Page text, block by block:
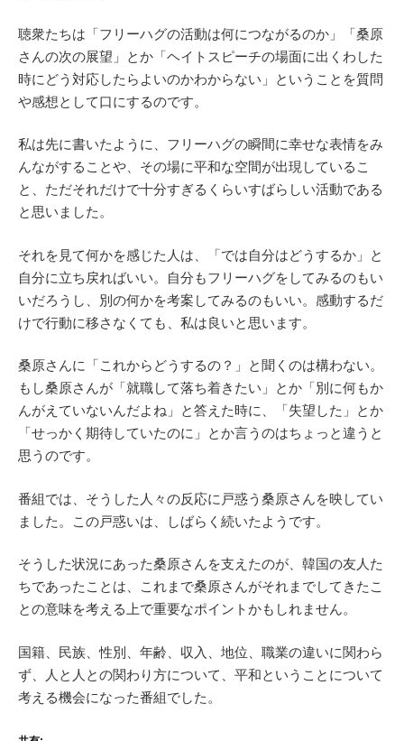
聴衆たちは「フリーハグの活動は何につながるのか」「桑原
さんの次の展望」とか「ヘイトスピーチの場面に出くわした
時にどう対応したらよいのかわからない」ということを質問
や感想として口にするのです。
私は先に書いたように、フリーハグの瞬間に幸せな表情をみ
んながすることや、その場に平和な空間が出現しているこ
と、ただそれだけで十分すぎるくらいすばらしい活動である
と思いました。
それを見て何かを感じた人は、「では自分はどうするか」と
自分に立ち戻ればいい。自分もフリーハグをしてみるのもい
いだろうし、別の何かを考案してみるのもいい。感動するだ
けで行動に移さなくても、私は良いと思います。
桑原さんに「これからどうするの？」と聞くのは構わない。
もし桑原さんが「就職して落ち着きたい」とか「別に何もか
んがえていないんだよね」と答えた時に、「失望した」とか
「せっかく期待していたのに」とか言うのはちょっと違うと
思うのです。
番組では、そうした人々の反応に戸惑う桑原さんを映してい
ました。この戸惑いは、しばらく続いたようです。
そうした状況にあった桑原さんを支えたのが、韓国の友人た
ちであったことは、これまで桑原さんがそれまでしてきたこ
との意味を考える上で重要なポイントかもしれません。
国籍、民族、性別、年齢、収入、地位、職業の違いに関わら
ず、人と人との関わり方について、平和ということについて
考える機会になった番組でした。